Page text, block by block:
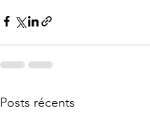
Posts récents